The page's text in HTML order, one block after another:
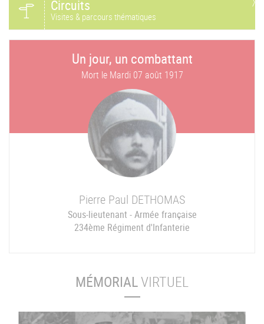
Circuits
Visites & parcours thématiques
Un jour, un combattant
Mort le Mardi 07 août 1917
Pierre Paul DETHOMAS
Sous-lieutenant - Armée française
234ème Régiment d'Infanterie
MÉMORIALVIRTUEL